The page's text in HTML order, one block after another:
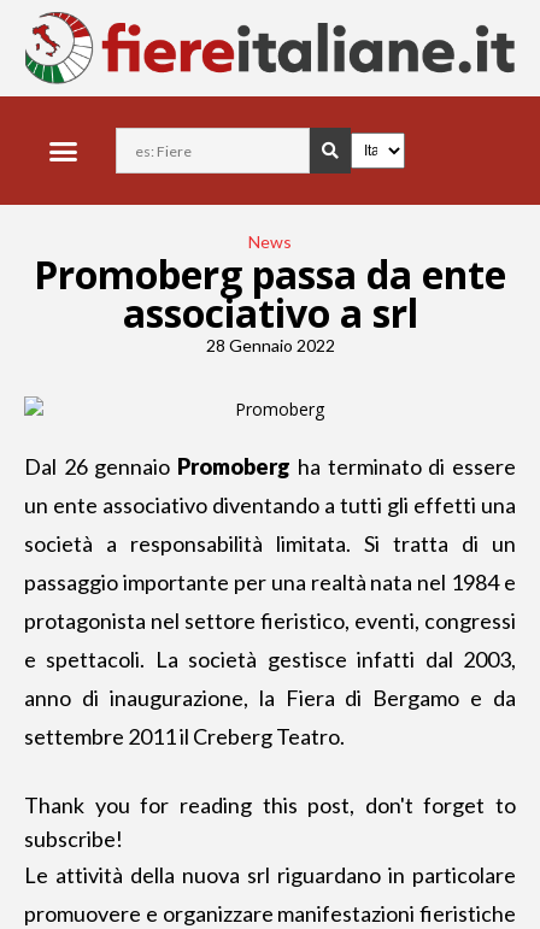
News
Promoberg passa da ente
associativo a srl
28 Gennaio 2022
Dal 26 gennaio Promoberg ha terminato di essere
un ente associativo diventando a tutti gli effetti una
società a responsabilità limitata. Si tratta di un
passaggio importante per una realtà nata nel 1984 e
protagonista nel settore fieristico, eventi, congressi
e spettacoli. La società gestisce infatti dal 2003,
anno di inaugurazione, la Fiera di Bergamo e da
settembre 2011 il Creberg Teatro.
Thank you for reading this post, don't forget to
subscribe!
Le attività della nuova srl riguardano in particolare
promuovere e organizzare manifestazioni fieristiche